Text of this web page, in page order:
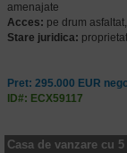
amenajate
Acces: pe drum
Stare juridica:
Pret: 295.000 EUR
ID#: ECX59117
Casa de vanzare cu